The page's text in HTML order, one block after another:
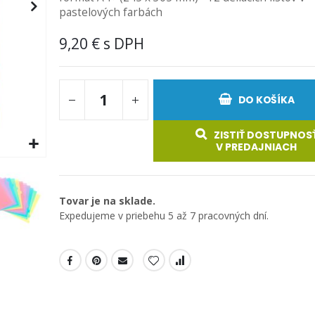
pastelových farbách
9,20 €
DO KOŠÍKA
ZISTIŤ
V PREDAJNIACH
Tovar je na sklade.
Expedujeme v priebehu 5 až 7 pracovných dní.